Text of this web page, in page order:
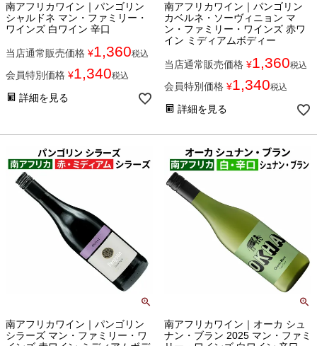
南アフリカワイン｜パンゴリン
シャルドネ マン・ファミリー・
ワインズ 白ワイン 辛口
当店通常販売価格 ¥1,360税込
会員特別価格 ¥1,340税込
詳細を見る
南アフリカワイン｜パンゴリン
カベルネ・ソーヴィニョン マ
ン・ファミリー・ワインズ 赤ワ
イン ミディアムボディー
当店通常販売価格 ¥1,360税込
会員特別価格 ¥1,340税込
詳細を見る
南アフリカワイン｜パンゴリン
シラーズ マン・ファミリー・ワ
南アフリカワイン｜オーカ シュ
ナン・ブラン 2025 マン・ファミ